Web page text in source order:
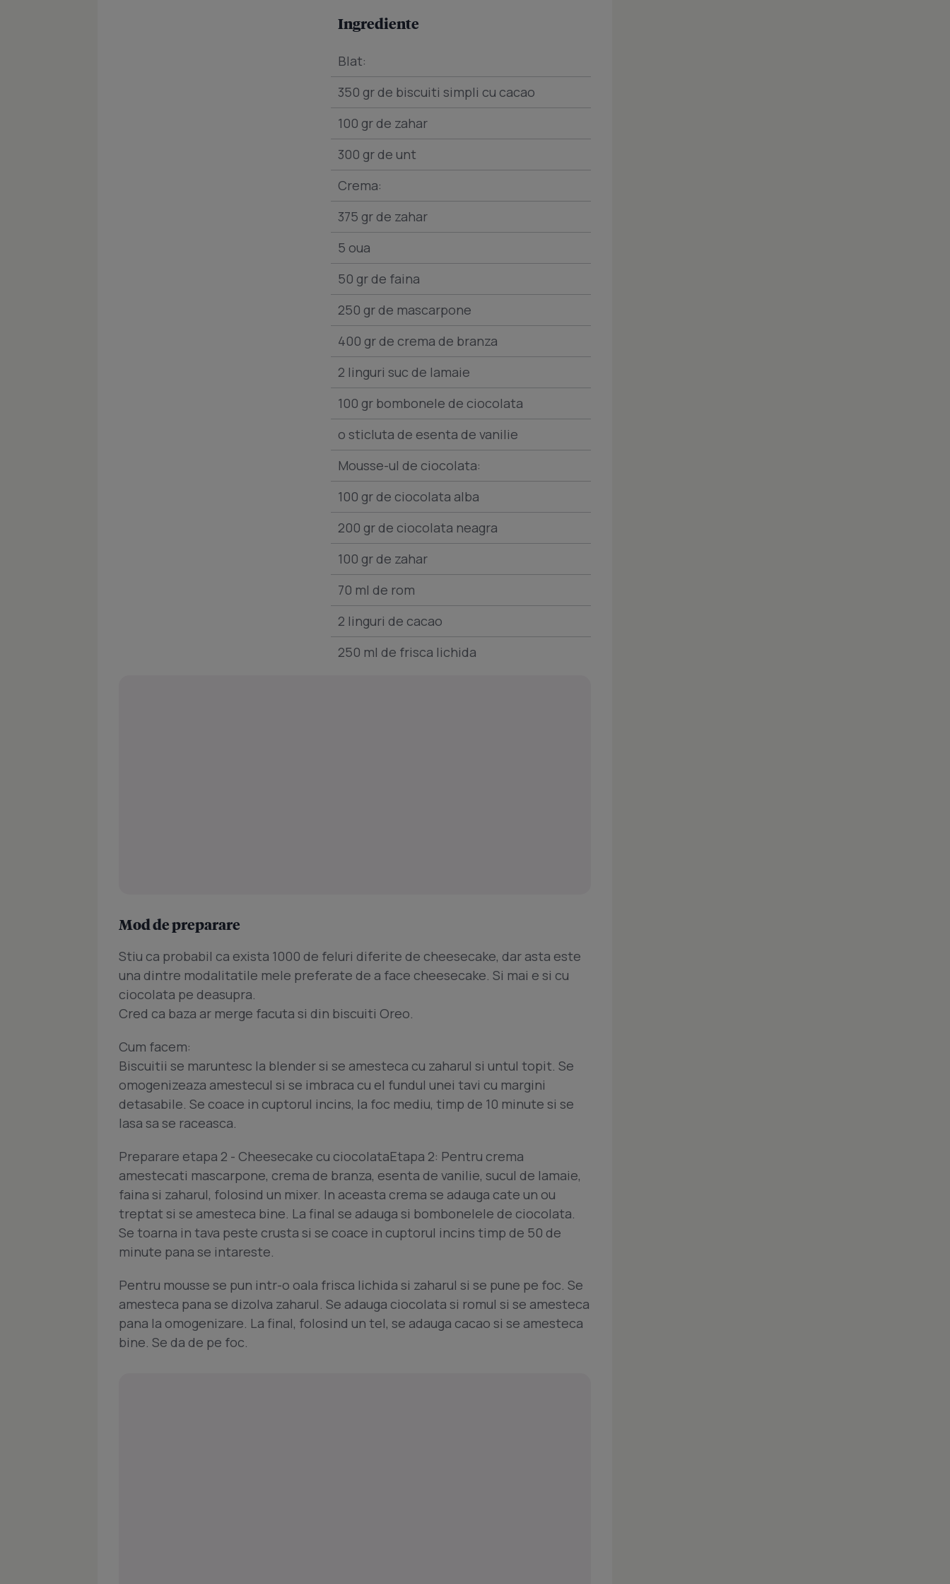
Ingrediente
Blat:
350 gr de biscuiti simpli cu cacao
100 gr de zahar
300 gr de unt
Crema:
375 gr de zahar
5 oua
50 gr de faina
250 gr de mascarpone
400 gr de crema de branza
2 linguri suc de lamaie
100 gr bombonele de ciocolata
o sticluta de esenta de vanilie
Mousse-ul de ciocolata:
100 gr de ciocolata alba
200 gr de ciocolata neagra
100 gr de zahar
70 ml de rom
2 linguri de cacao
250 ml de frisca lichida
Mod de preparare
Stiu ca probabil ca exista 1000 de feluri diferite de cheesecake, dar asta este
una dintre modalitatile mele preferate de a face cheesecake. Si mai e si cu
ciocolata pe deasupra.
Cred ca baza ar merge facuta si din biscuiti Oreo.
Cum facem:
Biscuitii se maruntesc la blender si se amesteca cu zaharul si untul topit. Se
omogenizeaza amestecul si se imbraca cu el fundul unei tavi cu margini
detasabile. Se coace in cuptorul incins, la foc mediu, timp de 10 minute si se
lasa sa se raceasca.
Preparare etapa 2 - Cheesecake cu ciocolataEtapa 2: Pentru crema
amestecati mascarpone, crema de branza, esenta de vanilie, sucul de lamaie,
faina si zaharul, folosind un mixer. In aceasta crema se adauga cate un ou
treptat si se amesteca bine. La final se adauga si bombonelele de ciocolata.
Se toarna in tava peste crusta si se coace in cuptorul incins timp de 50 de
minute pana se intareste.
Pentru mousse se pun intr-o oala frisca lichida si zaharul si se pune pe foc. Se
amesteca pana se dizolva zaharul. Se adauga ciocolata si romul si se amesteca
pana la omogenizare. La final, folosind un tel, se adauga cacao si se amesteca
bine. Se da de pe foc.